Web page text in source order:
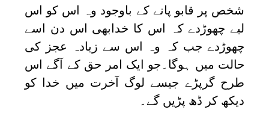
شخص پر قابو پانے کے باوجود وہ اس کو اس
لیے چھوڑدے کہ اس کا خدابھی اس دن اسے
چھوڑدے جب کہ وہ اس سے زیادہ عجز کی
حالت میں ہوگا۔جو ایک امر حق کے آگے اس
طرح گرپڑے جیسے لوگ آخرت میں خدا کو
دیکھ کر ڈھ پڑیں گے۔